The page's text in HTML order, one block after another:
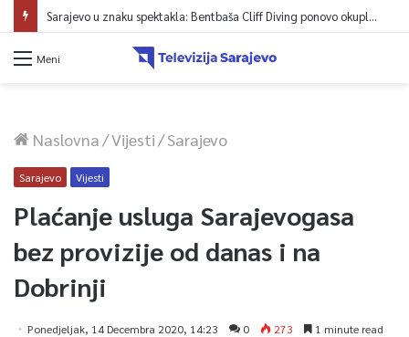
Sarajevo u znaku spektakla: Bentbaša Cliff Diving ponovo okuplja najbolje skakače i vrhunsku zabavu
Meni
Naslovna/Vijesti/Sarajevo
Sarajevo Vijesti
Plaćanje usluga Sarajevogasa
bez provizije od danas i na
Dobrinji
Ponedjeljak, 14 Decembra 2020, 14:23 0 273 1 minute read